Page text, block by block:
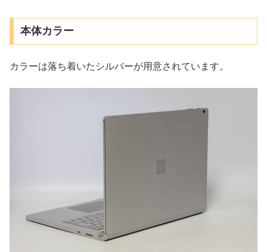
本体カラー
カラーは落ち着いたシルバーが用意されています。